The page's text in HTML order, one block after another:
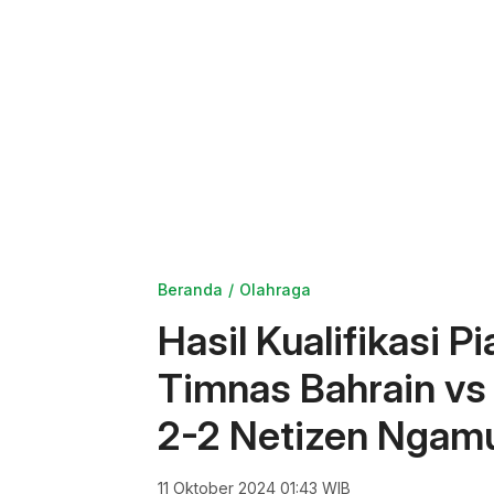
Beranda Olahraga
Hasil Kualifikasi
Timnas Bahrain
2-2 Netizen
11 Oktober 2024 01:43 WIB